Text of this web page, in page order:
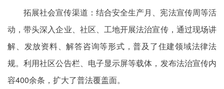
拓展社会宣传渠道：结合安全生产月、宪法宣传周等活
动，带头深入企业、社区、工地开展法治宣传，通过现场讲
解、发放资料、解答咨询等形式，普及了住建领域法律法
规。利用社区公告栏、电子显示屏等载体，发布法治宣传内
容400余条，扩大了普法覆盖面。